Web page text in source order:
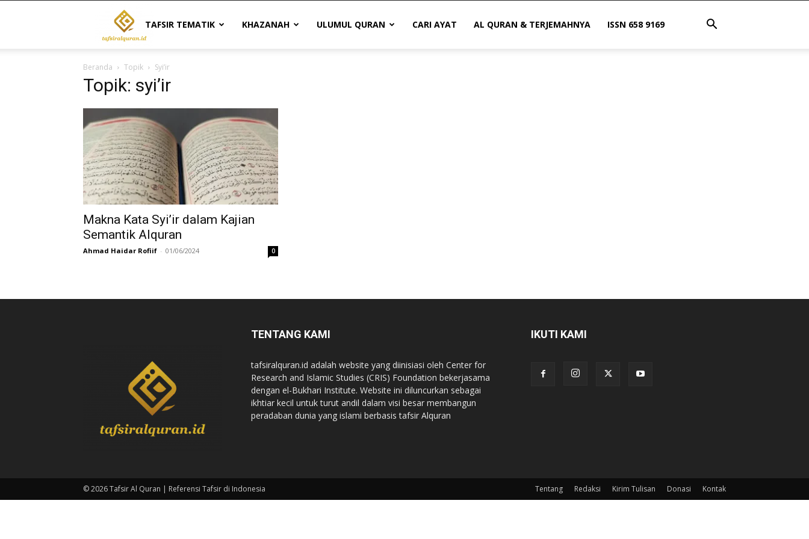
Tafsir
Al
Quran
|
Referensi
Indonesia
TAFSIR TEMATIK KHAZANAH ULUMUL QURAN CARI AYAT AL QURAN & TERJEMAHNYA ISSN 658 9169
Beranda Topik Syi’ir
Topik: syi’ir
Makna Kata Syi’ir dalam Kajian
Semantik Alquran
Ahmad Haidar Rofiif - 01/06/2024 0
TENTANG KAMI
tafsiralquran.id adalah website yang diinisiasi oleh Center for
Research and Islamic Studies (CRIS) Foundation bekerjasama
dengan el-Bukhari Institute. Website ini diluncurkan sebagai
ikhtiar kecil untuk turut andil dalam visi besar membangun
peradaban dunia yang islami berbasis tafsir Alquran
IKUTI KAMI
Tentang Redaksi Kirim Tulisan Donasi Kontak
© 2026 Tafsir Al Quran | Referensi Tafsir di Indonesia